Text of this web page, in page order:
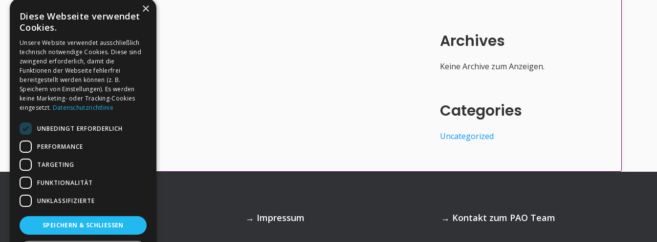
Archives
Keine Archive zum Anzeigen.
Categories
Uncategorized
Footer →Deine Spende → Impressum → Kontakt zum PAO Team
×
Diese Webseite verwendet
Cookies.
Unsere Website verwendet ausschließlich
technisch notwendige Cookies. Diese sind
zwingend erforderlich, damit die
Funktionen der Webseite fehlerfrei
bereitgestellt werden können (z. B.
Speichern von Einstellungen). Es werden
keine Marketing- oder Tracking-Cookies
eingesetzt. Datenschutzrichtlinie
UNBEDINGT ERFORDERLICH
PERFORMANCE
TARGETING
FUNKTIONALITÄT
UNKLASSIFIZIERTE
SPEICHERN & SCHLIESSEN